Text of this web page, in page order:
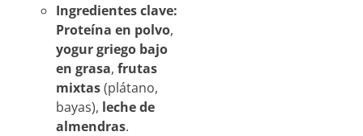
Ingredientes clave:
Proteína en polvo,
yogur griego bajo
en grasa,frutas
mixtas(plátano,
bayas), leche de
almendras.